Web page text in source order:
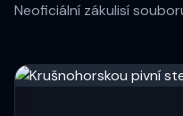
Neoficiální zákulisí